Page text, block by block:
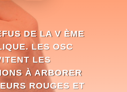
DE LA V ÈME
LES OSC
LES
À ARBORER
ROUGES ET